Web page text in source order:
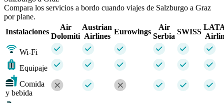
Compara los servicios a bordo cuando viajes de Salzburgo a Graz
por plane.
Instalaciones
Air
Dolomiti
Austrian
Airlines
Eurowings
Air
Serbia
SWISS
Wi-Fi
Equipaje
Comida
y bebida